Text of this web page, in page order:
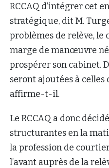
RCCAQ d’intégrer cet
stratégique, dit M.
problèmes de relève, le
marge de manœuvre
prospérer son cabinet.
seront ajoutées à celles
affirme-t-il.
Le RCCAQ a donc
structurantes en la
la profession de
l’avant auprès de la